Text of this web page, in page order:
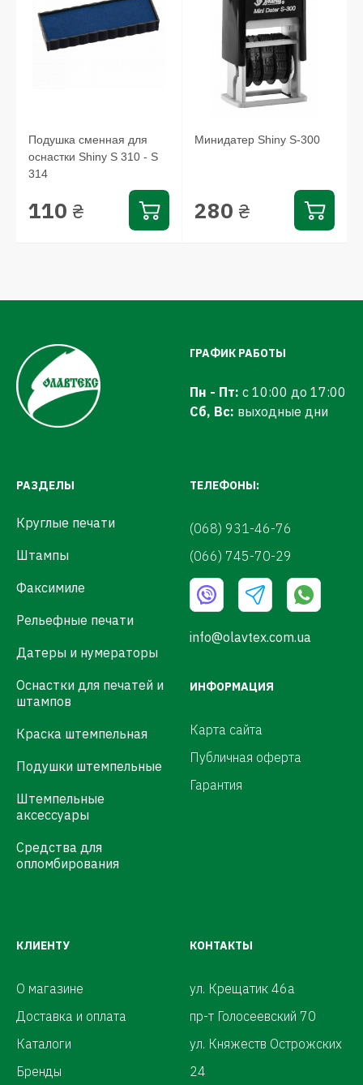
Подушка сменная для
оснастки Shiny S 310 - S
314
110 ₴
Минидатер Shiny S-300
280 ₴
ГРАФИК РАБОТЫ
Пн - Пт: с 10:00 до 17:00
Сб, Вс: выходные дни
РАЗДЕЛЫ
Круглые печати
Штампы
Факсимиле
Рельефные печати
Датеры и нумераторы
Оснастки для печатей и
штампов
Краска штемпельная
Подушки штемпельные
Штемпельные
аксессуары
Средства для
опломбирования
ТЕЛЕФОНЫ:
(068) 931-46-76
(066) 745-70-29
info@olavtex.com.ua
ИНФОРМАЦИЯ
Карта сайта
Публичная оферта
Гарантия
КЛИЕНТУ
О магазине
Доставка и оплата
Каталоги
Бренды
КОНТАКТЫ
ул. Крещатик 46а
пр-т Голосеевский 70
ул. Княжеств Острожских
24